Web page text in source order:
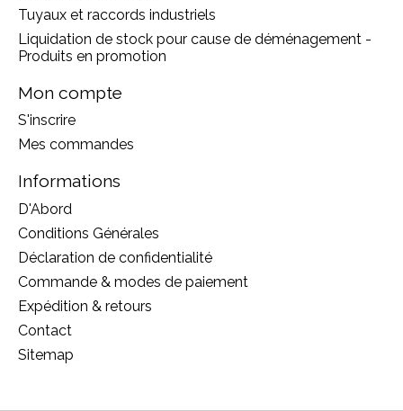
Tuyaux et raccords industriels
Liquidation de stock pour cause de déménagement -
Produits en promotion
Mon compte
S'inscrire
Mes commandes
Informations
D'Abord
Conditions Générales
Déclaration de confidentialité
Commande & modes de paiement
Expédition & retours
Contact
Sitemap